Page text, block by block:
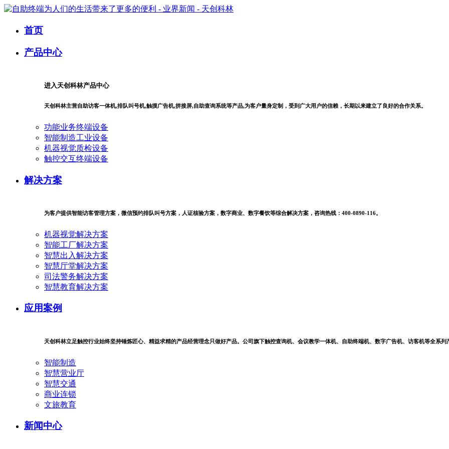
首页
产品中心
进入天创科林产品中心
天创科林主营自助访客一体机,排队叫号机,触摸广告机,拼接屏,自助查询系统等产品,为客户量身定制，受到广大用户的信赖，长期以来建立了良好的合作关系。
功能业务终端设备
智能制造工业设备
机器视觉质检设备
触控交互终端设备
解决方案
为客户提供智能访客管理方案，微信预约排队叫号方案，人证核验方案，数字商业、数字餐饮等综合解决方案，咨询热线：400-0890-116。
机器视觉解决方案
智能工厂解决方案
智慧出入解决方案
智慧厅堂解决方案
司法警务解决方案
智慧教育解决方案
应用案例
天创科林立足触控行业始终坚持锤炼匠心、精益求精的产品经营理念只做好产品。公司旗下触控查询机、会议教学一体机、自助终端机、数字广告机、访客机等全系列
智能制造
智慧营业厅
智慧交通
商业连锁
文旅教育
新闻中心